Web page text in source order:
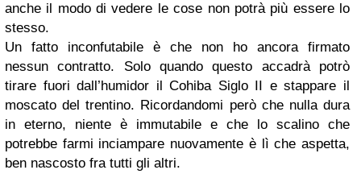
anche il modo di vedere le cose non potrà più essere lo
stesso.
Un fatto inconfutabile è che non ho ancora firmato
nessun contratto. Solo quando questo accadrà potrò
tirare fuori dall’humidor il Cohiba Siglo II e stappare il
moscato del trentino. Ricordandomi però che nulla dura
in eterno, niente è immutabile e che lo scalino che
potrebbe farmi inciampare nuovamente è lì che aspetta,
ben nascosto fra tutti gli altri.